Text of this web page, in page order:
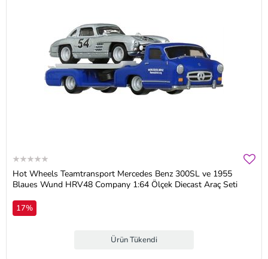
Hot Wheels Teamtransport Mercedes Benz 300SL ve 1955
Blaues Wund HRV48 Company 1:64 Ölçek Diecast Araç Seti
17%
Ürün Tükendi